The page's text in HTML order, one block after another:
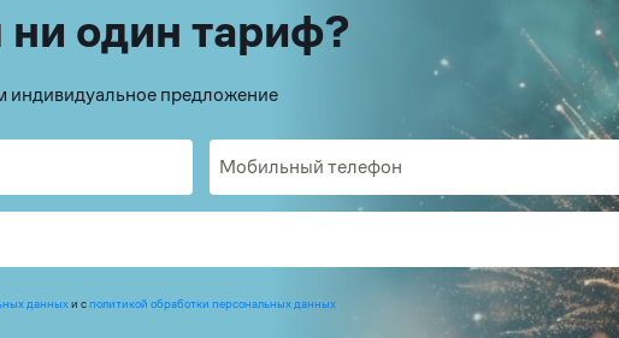
один тариф?
индивидуальное предложение
данныхи сполитикой обработки персональных данных